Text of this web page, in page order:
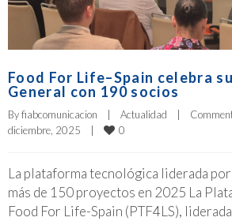
Food For Life–Spain celebra
General con 190 socios
By fiabcomunicacion Actualidad
diciembre, 2025
0
La plataforma tecnológica liderada
más de 150 proyectos en 2025 La
Food For Life-Spain (PTF4LS),